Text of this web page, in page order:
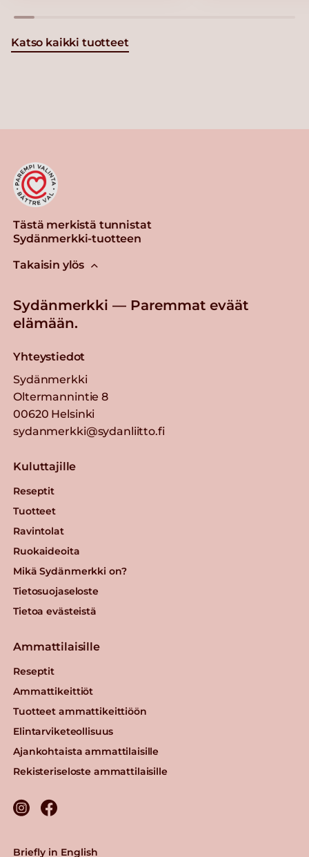
Katso kaikki tuotteet
Tästä merkistä tunnistat
Sydänmerkki-tuotteen
Takaisin ylös
Sydänmerkki — Paremmat eväät
elämään.
Yhteystiedot
Sydänmerkki
Oltermannintie 8
00620 Helsinki
sydanmerkki@sydanliitto.fi
Kuluttajille
Reseptit
Tuotteet
Ravintolat
Ruokaideoita
Mikä Sydänmerkki on?
Tietosuojaseloste
Tietoa evästeistä
Ammattilaisille
Reseptit
Ammattikeittiöt
Tuotteet ammattikeittiöön
Elintarviketeollisuus
Ajankohtaista ammattilaisille
Rekisteriseloste ammattilaisille
Briefly in English